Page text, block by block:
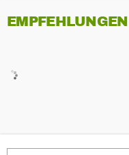
EMPFEHLUNGEN